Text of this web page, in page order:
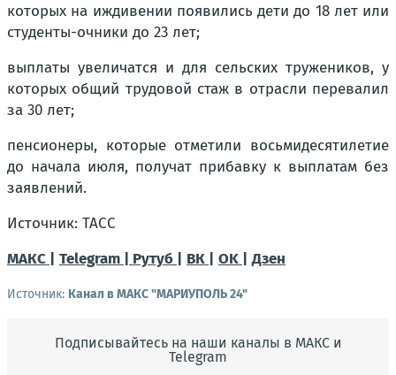
которых на иждивении появились дети до 18 лет или
студенты-очники до 23 лет;
выплаты увеличатся и для сельских тружеников, у
которых общий трудовой стаж в отрасли перевалил
за 30 лет;
пенсионеры, которые отметили восьмидесятилетие
до начала июля, получат прибавку к выплатам без
заявлений.
Источник: ТАСС
МАКС |
Telegram | Рутуб | ВК | OK | Дзен
Источник: Канал в МАКС "МАРИУПОЛЬ 24"
Подписывайтесь на наши каналы в МАКС и
Telegram